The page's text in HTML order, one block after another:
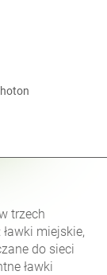
trzech
miejskie,
do sieci
ławki